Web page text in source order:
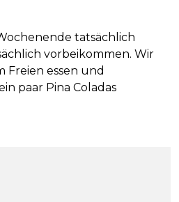
tatsächlich
vorbeikommen. Wir
Freien essen und
paar Pina Coladas